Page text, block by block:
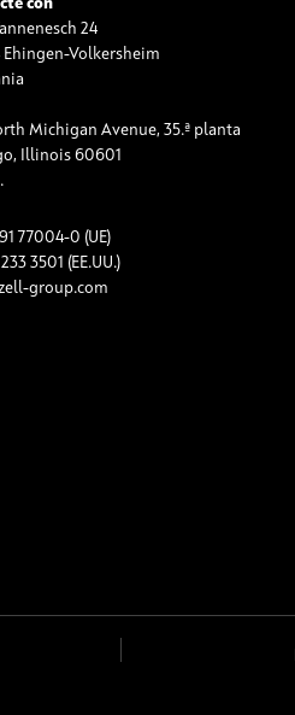
con
24
Ehingen-Volkersheim
Michigan Avenue, 35.ª planta
Illinois 60601
77004-0 (UE)
3501 (EE.UU.)
group.com